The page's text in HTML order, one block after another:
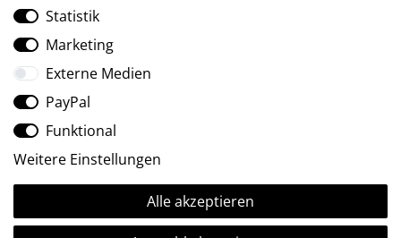
Social Media
Ⓒ2009-2026 ARTland GmbH • Alle Rechte vorbehalten.
Statistik
Marketing
Externe Medien
PayPal
Funktional
Weitere Einstellungen
Alle akzeptieren